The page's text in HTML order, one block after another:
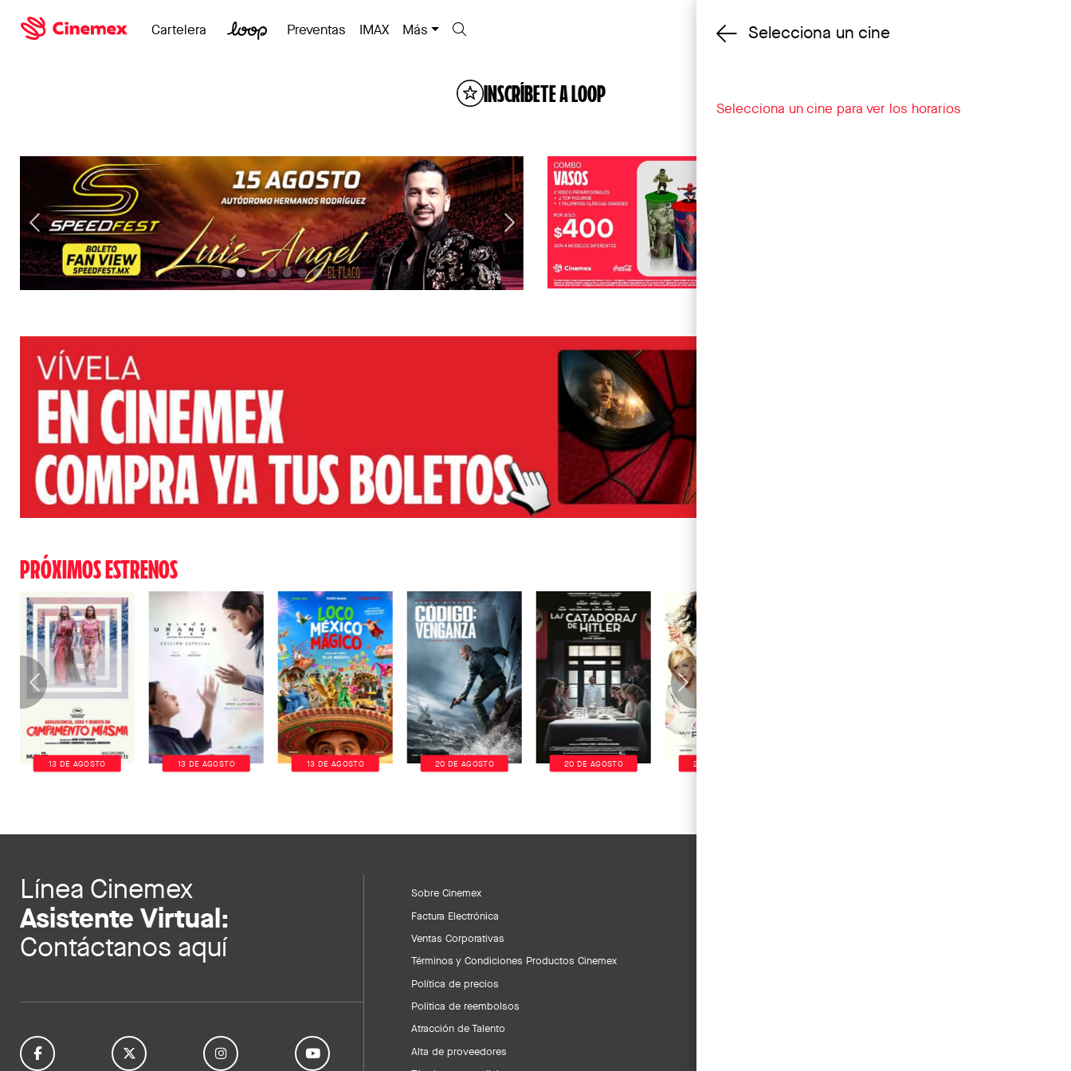
Cambiar cine
Cartelera Preventas IMAX Más
INSCRÍBETE A LOOP
PRÓXIMOS ESTRENOS
13 DE AGOSTO 13 DE AGOSTO 13 DE AGOSTO 20 DE AGOSTO 20 DE AGOSTO 20 DE AGOSTO
Línea Cinemex
Asistente Virtual:
Contáctanos aquí
Sobre Cinemex
Factura Electrónica
Ventas Corporativas
Términos y Condiciones Productos Cinemex
Política de precios
Política de reembolsos
Atracción de Talento
Alta de proveedores
Selecciona un cine
Selecciona un cine para ver los horarios